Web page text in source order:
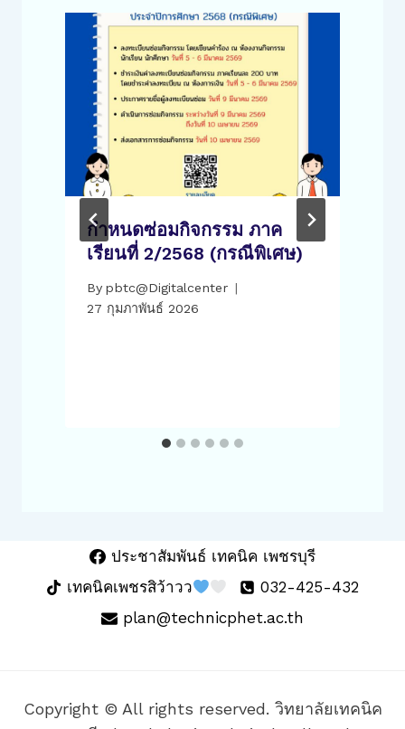
กำหนดซ่อมกิจกรรม ภาค
เรียนที่ 2/2568 (กรณีพิเศษ)
By pbtc@Digitalcenter
27 กุมภาพันธ์ 2026
ประชาสัมพันธ์ เทคนิค เพชรบุรี
เทคนิคเพชรสิว้าวว
032-425-432
plan@technicphet.ac.th
Copyright © All rights reserved. วิทยาลัยเทคนิค